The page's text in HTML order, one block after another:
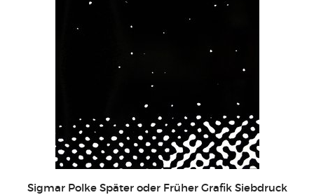
Sigmar Polke Später oder Früher Grafik Siebdruck